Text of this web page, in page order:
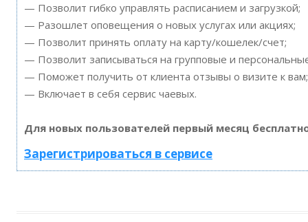
— Позволит гибко управлять расписанием и загрузкой;
— Разошлет оповещения о новых услугах или акциях;
— Позволит принять оплату на карту/кошелек/счет;
— Позволит записываться на групповые и
— Поможет получить от клиента отзывы о визите к вам;
— Включает в себя сервис чаевых.
Для новых пользователей первый месяц
Зарегистрироваться в сервисе